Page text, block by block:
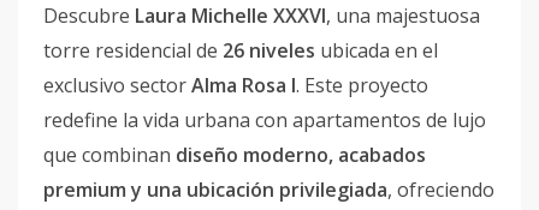
Descubre Laura Michelle XXXVI, una majestuosa
torre residencial de 26 niveles ubicada en el
exclusivo sectorAlma Rosa I. Este proyecto
redefine la vida urbana con apartamentos de lujo
que combinan diseño moderno, acabados
premium y una ubicación privilegiada, ofreciendo